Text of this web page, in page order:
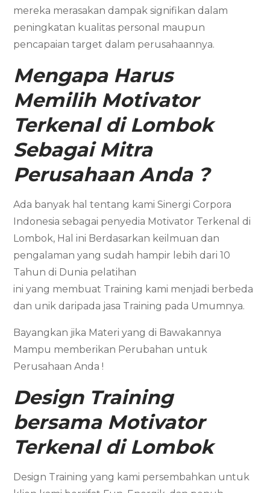
mereka merasakan dampak signifikan dalam
peningkatan kualitas personal maupun
pencapaian target dalam perusahaannya.
Mengapa Harus
Memilih Motivator
Terkenal di Lombok
Sebagai Mitra
Perusahaan Anda ?
Ada banyak hal tentang kami Sinergi Corpora
Indonesia sebagai penyedia Motivator Terkenal di
Lombok, Hal ini Berdasarkan keilmuan dan
pengalaman yang sudah hampir lebih dari 10
Tahun di Dunia pelatihan
ini yang membuat Training kami menjadi berbeda
dan unik daripada jasa Training pada Umumnya.
Bayangkan jika Materi yang di Bawakannya
Mampu memberikan Perubahan untuk
Perusahaan Anda !
Design Training
bersama Motivator
Terkenal di Lombok
Design Training yang kami persembahkan untuk